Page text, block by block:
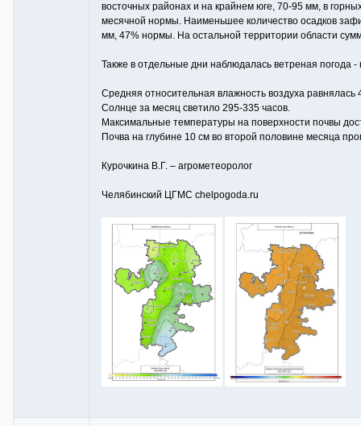
восточных районах и на крайнем юге, 70-95 мм, в
месячной нормы. Наименьшее количество осадков
мм, 47% нормы. На остальной территории области
Также в отдельные дни наблюдалась ветреная погода
Средняя относительная влажность воздуха равнялась
Солнце за месяц светило 295-335 часов.
Максимальные температуры на поверхности почвы
Почва на глубине 10 см во второй половине месяца
Курочкина В.Г. – агрометеоролог
Челябинский ЦГМС chelpogoda.ru